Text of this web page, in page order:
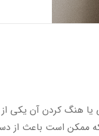
هنگ کردن آن یکی از
ممکن است باعث از